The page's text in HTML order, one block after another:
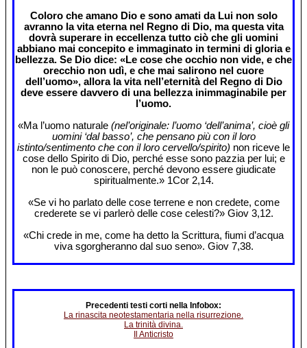
Coloro che amano Dio e sono amati da Lui non solo
avranno la vita eterna nel Regno di Dio, ma questa vita
dovrà superare in eccellenza tutto ciò che gli uomini
abbiano mai concepito e immaginato in termini di gloria e
bellezza. Se Dio dice: «Le cose che occhio non vide, e che
orecchio non udì, e che mai salirono nel cuore
dell’uomo», allora la vita nell’eternità del Regno di Dio
deve essere davvero di una bellezza inimmaginabile per
l’uomo.
«Ma l’uomo naturale (nel’originale: l’uomo ‘dell’anima’, cioè gli
uomini ‘dal basso’, che pensano più con il loro
istinto/sentimento che con il loro cervello/spirito) non riceve le
cose dello Spirito di Dio, perché esse sono pazzia per lui; e
non le può conoscere, perché devono essere giudicate
spiritualmente.» 1Cor 2,14.
«Se vi ho parlato delle cose terrene e non credete, come
crederete se vi parlerò delle cose celesti?» Giov 3,12.
«Chi crede in me, come ha detto la Scrittura, fiumi d’acqua
viva sgorgheranno dal suo seno». Giov 7,38.
Precedenti testi corti nella Infobox:
La rinascita neotestamentaria nella risurrezione.
La trinità divina.
Il Anticristo